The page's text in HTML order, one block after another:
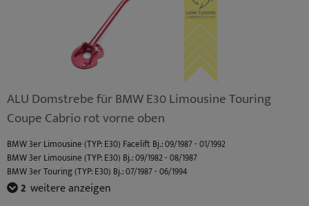
ALU Domstrebe für BMW E30 Limousine Touring
Coupe Cabrio rot vorne oben
BMW 3er Limousine (TYP: E30) Facelift Bj.: 09/1987 - 01/1992
BMW 3er Limousine (TYP: E30) Bj.: 09/1982 - 08/1987
BMW 3er Touring (TYP: E30) Bj.: 07/1987 - 06/1994
BMW 3er Cabrio (TYP: E30) Facelift Bj.: 09/1987 - 10/1993
2 weitere anzeigen